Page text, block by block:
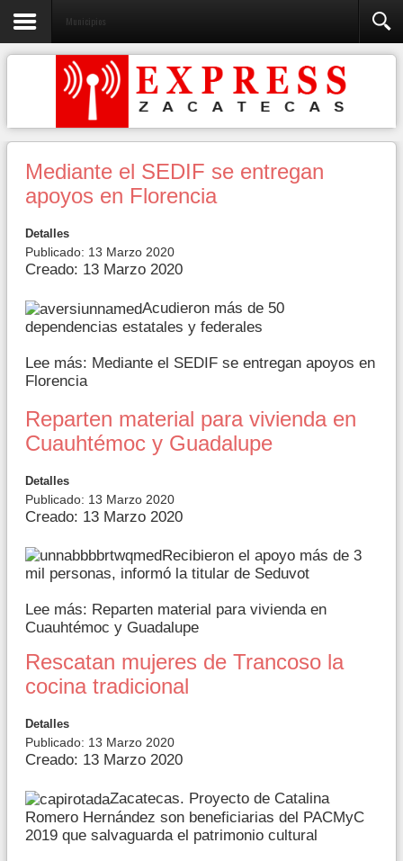
Municipios
Mediante el SEDIF se entregan
apoyos en Florencia
Detalles
Publicado: 13 Marzo 2020
Creado: 13 Marzo 2020
Acudieron más de 50
dependencias estatales y federales
Lee más: Mediante el SEDIF se entregan apoyos en
Florencia
Reparten material para vivienda en
Cuauhtémoc y Guadalupe
Detalles
Publicado: 13 Marzo 2020
Creado: 13 Marzo 2020
Recibieron el apoyo más de 3
mil personas, informó la titular de Seduvot
Lee más: Reparten material para vivienda en
Cuauhtémoc y Guadalupe
Rescatan mujeres de Trancoso la
cocina tradicional
Detalles
Publicado: 13 Marzo 2020
Creado: 13 Marzo 2020
Zacatecas. Proyecto de Catalina
Romero Hernández son beneficiarias del PACMyC
2019 que salvaguarda el patrimonio cultural